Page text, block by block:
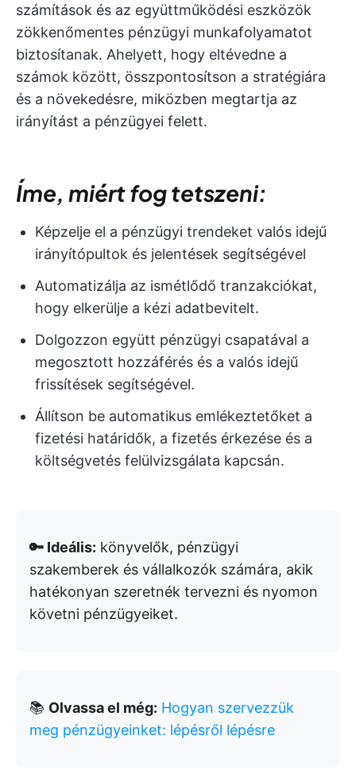
számítások és az együttműködési eszközök
zökkenőmentes pénzügyi munkafolyamatot
biztosítanak. Ahelyett, hogy eltévedne a
számok között, összpontosítson a stratégiára
és a növekedésre, miközben megtartja az
irányítást a pénzügyei felett.
Íme, miért fog tetszeni:
Képzelje el a pénzügyi trendeket valós idejű
irányítópultok és jelentések segítségével
Automatizálja az ismétlődő tranzakciókat,
hogy elkerülje a kézi adatbevitelt.
Dolgozzon együtt pénzügyi csapatával a
megosztott hozzáférés és a valós idejű
frissítések segítségével.
Állítson be automatikus emlékeztetőket a
fizetési határidők, a fizetés érkezése és a
költségvetés felülvizsgálata kapcsán.
🔑 Ideális: könyvelők, pénzügyi
szakemberek és vállalkozók számára, akik
hatékonyan szeretnék tervezni és nyomon
követni pénzügyeiket.
📚 Olvassa el még: Hogyan szervezzük
meg pénzügyeinket: lépésről lépésre